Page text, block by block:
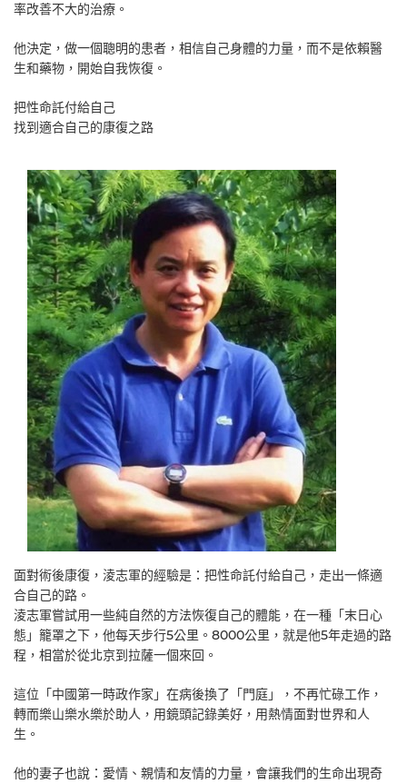
率改善不大的治療。
他決定，做一個聰明的患者，相信自己身體的力量，而不是依賴醫
生和藥物，開始自我恢復。
把性命託付給自己
找到適合自己的康復之路
面對術後康復，淩志軍的經驗是：把性命託付給自己，走出一條適
合自己的路。
淩志軍嘗試用一些純自然的方法恢復自己的體能，在一種「末日心
態」籠罩之下，他每天步行5公里。8000公里，就是他5年走過的路
程，相當於從北京到拉薩一個來回。
這位「中國第一時政作家」在病後換了「門庭」，不再忙碌工作，
轉而樂山樂水樂於助人，用鏡頭記錄美好，用熱情面對世界和人
生。
他的妻子也說：愛情、親情和友情的力量，會讓我們的生命出現奇